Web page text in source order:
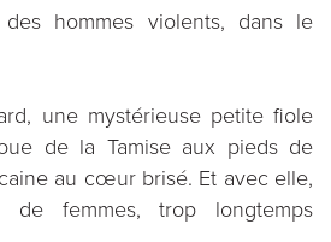
hommes violents, dans le
une mystérieuse petite fiole
de la Tamise aux pieds de
au cœur brisé. Et avec elle,
de femmes, trop longtemps